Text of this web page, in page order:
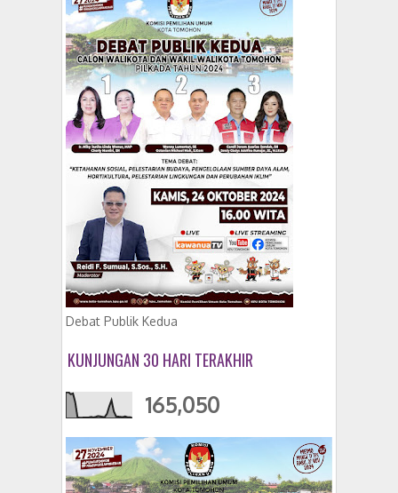
Debat Publik Kedua
KUNJUNGAN 30 HARI TERAKHIR
165,050